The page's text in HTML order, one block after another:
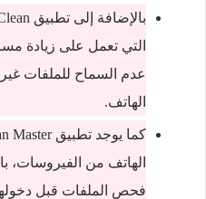
التي تعمل على زيادة
عدم السماح للملفات
الهاتف.
الهاتف من الفيروسات،
فحص الملفات قبل